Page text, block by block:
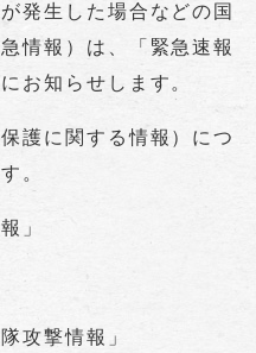
発生した場合などの国
情報）は、「緊急速報
お知らせします。
護に関する情報）につ
。
」
撃情報」